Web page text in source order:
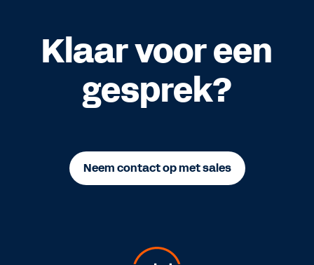
Klaar voor een
gesprek?
Neem contact op met sales